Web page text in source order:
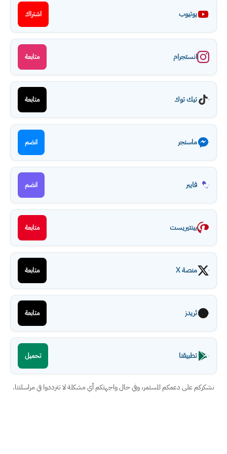
يوتيوب اشتراك
انستجرام متابعة
تيك توك متابعة
ماسنجر انضم
فايبر انضم
بينتيريست متابعة
منصة X متابعة
ثريدز متابعة
تطبيقنا تحميل
نشكركم على دعمكم المستمر، وفي حال واجهتكم أي مشكلة لا تترددوا في مراسلتنا.